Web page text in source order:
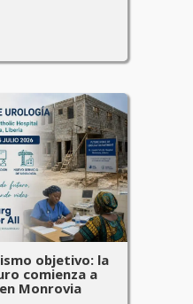
objetivo: la
comienza a
Monrovia